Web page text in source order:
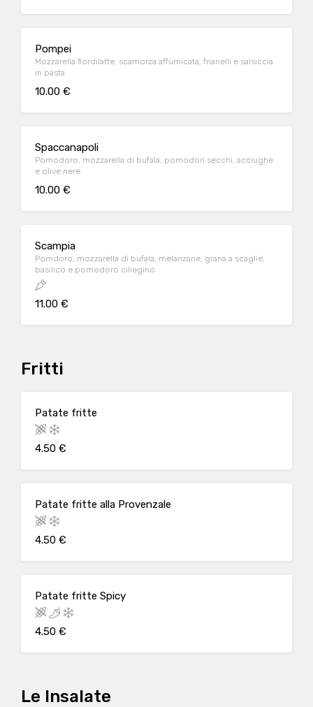
Pompei
Mozzarella fiordilatte, scamorza affumicata, friarielli e salsiccia
in pasta
10.00 €
Spaccanapoli
Pomodoro, mozzarella di bufala, pomodori secchi, acciughe
e olive nere
10.00 €
Scampia
Pomdoro, mozzarella di bufala, melanzane, grana a scaglie,
basilico e pomodoro ciliegino
11.00 €
Fritti
Patate fritte
4.50 €
Patate fritte alla Provenzale
4.50 €
Patate fritte Spicy
4.50 €
Le Insalate